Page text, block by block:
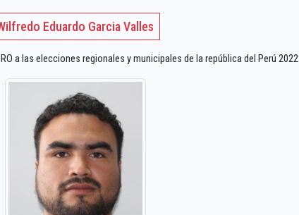
Eduardo Garcia Valles
a las elecciones regionales y municipales de la república del Perú 2022